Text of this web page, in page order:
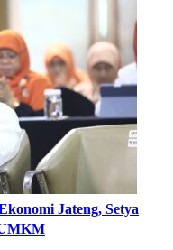
Jateng, Setya